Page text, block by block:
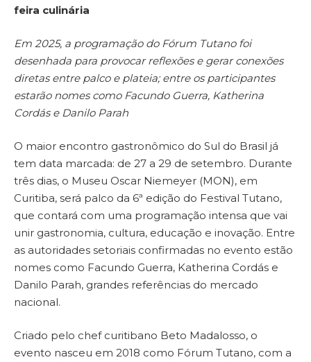
feira culinária
Em 2025, a programação do Fórum Tutano foi
desenhada para provocar reflexões e gerar conexões
diretas entre palco e plateia; entre os participantes
estarão nomes como Facundo Guerra, Katherina
Cordás e Danilo Parah
O maior encontro gastronômico do Sul do Brasil já
tem data marcada: de 27 a 29 de setembro. Durante
três dias, o Museu Oscar Niemeyer (MON), em
Curitiba, será palco da 6ª edição do Festival Tutano,
que contará com uma programação intensa que vai
unir gastronomia, cultura, educação e inovação. Entre
as autoridades setoriais confirmadas no evento estão
nomes como Facundo Guerra, Katherina Cordás e
Danilo Parah, grandes referências do mercado
nacional.
Criado pelo chef curitibano Beto Madalosso, o
evento nasceu em 2018 como Fórum Tutano, com a